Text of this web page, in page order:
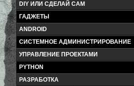
DIY ИЛИ СДЕЛАЙ САМ
ГАДЖЕТЫ
ANDROID
СИСТЕМНОЕ АДМИНИСТРИРОВАНИЕ
УПРАВЛЕНИЕ ПРОЕКТАМИ
PYTHON
РАЗРАБОТКА